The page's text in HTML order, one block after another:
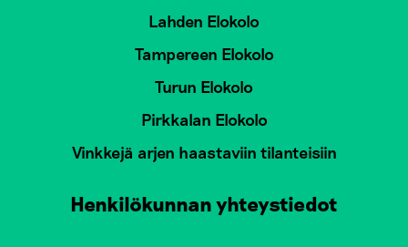
Lahden Elokolo
Tampereen Elokolo
Turun Elokolo
Pirkkalan Elokolo
Vinkkejä arjen haastaviin tilanteisiin
Henkilökunnan yhteystiedot